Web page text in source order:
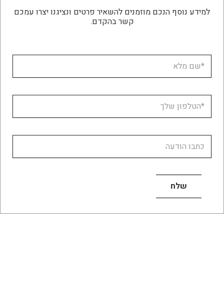
למידע נוסף הנכם מוזמנים להשאיר פרטים ונציגנו יצרו עמכם
קשר בהקדם.